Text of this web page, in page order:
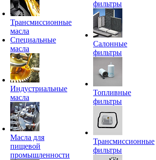
Трансмиссионные
масла
Специальные
масла
Индустриальные
масла
Масла для
пищевой
промышленности
фильтры
Салонные
фильтры
Топливные
фильтры
Трансмиссионные
фильтры